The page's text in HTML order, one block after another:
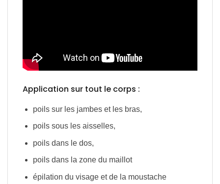
Application sur tout le corps :
poils sur les jambes et les bras,
poils sous les aisselles,
poils dans le dos,
poils dans la zone du maillot
épilation du visage et de la moustache